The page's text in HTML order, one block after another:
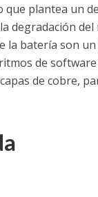
plantea un
degradación
la batería son
de
de cobre,